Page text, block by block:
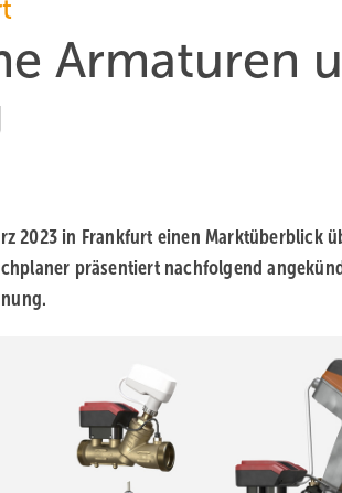
Armaturen
2023 in Frankfurt einen Marktüberblick
präsentiert nachfolgend